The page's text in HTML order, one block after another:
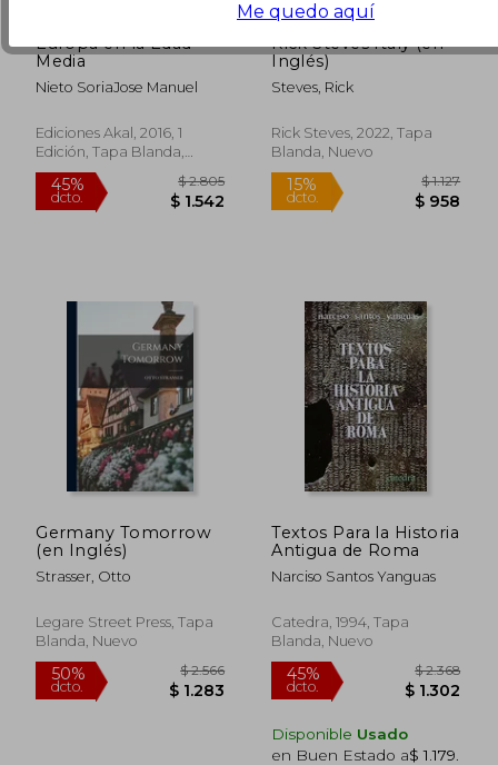
50%
dcto.
50%
dcto.
dcto.
Europa en la Edad
Media
Nieto SoriaJose Manuel
Ediciones Akal, 2016, 1
Edición, Tapa Blanda,
Nuevo
Rick Steves Italy (en
Inglés)
Steves, Rick
Rick Steves, 2022, Tapa
Blanda, Nuevo
Germany Tomorrow
(en Inglés)
Strasser, Otto
Legare Street Press, Tapa
Blanda, Nuevo
Textos Para la Historia
Antigua de Roma
Narciso Santos Yanguas
Catedra, 1994, Tapa
Blanda, Nuevo
Disponible Usado
en Buen Estado a$ 1.179
Me quedo aquí